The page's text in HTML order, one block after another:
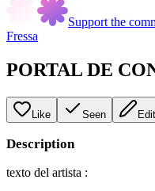
Support the
Fressa
PORTAL DE
Like Seen Edit
Description
texto del artista :